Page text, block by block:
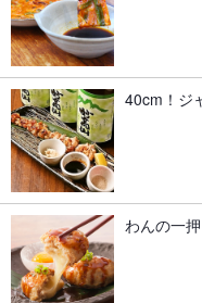
40cm！ジ
わんの一